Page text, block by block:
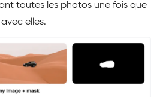
toutes les photos une fois que
elles.